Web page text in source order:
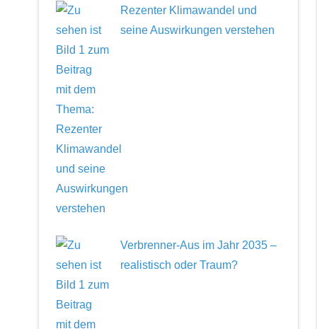
Rezenter Klimawandel und
seine Auswirkungen verstehen
Verbrenner-Aus im Jahr 2035 –
realistisch oder Traum?